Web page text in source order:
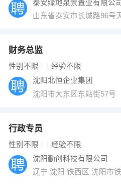
泰安绿地泉景置业有限公司
山东省泰安市长城路96号
财务总监
性别不限 经验不限
沈阳北恒企业集团
沈阳市大东区东站街57号
行政专员
性别不限 经验不限
沈阳勤创科技有限公司
辽宁 沈阳 铁西区 沈阳市